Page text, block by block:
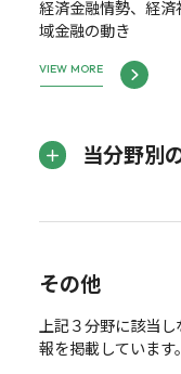
経済金融情勢、経
域金融の動き
VIEW MORE
当分野別
その他
上記３分野に該当
報を掲載しています。